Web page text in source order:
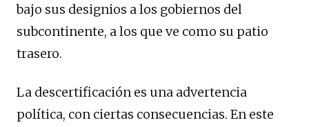
bajo sus designios a los gobiernos del
subcontinente, a los que ve como su patio
trasero.
La descertificación es una advertencia
política, con ciertas consecuencias. En este